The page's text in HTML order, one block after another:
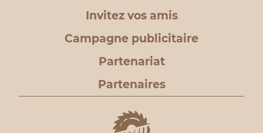
Invitez vos amis
Campagne publicitaire
Partenariat
Partenaires